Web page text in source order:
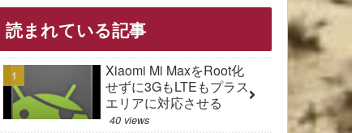
読まれている記事
Xiaomi Mi MaxをRoot化
せずに3GもLTEもプラス
エリアに対応させる
40 views